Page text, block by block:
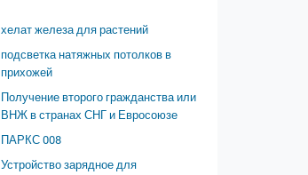
хелат железа для растений
подсветка натяжных потолков в
прихожей
Получение второго гражданства или
ВНЖ в странах СНГ и Евросоюзе
ПАРКС 008
Устройство зарядное для